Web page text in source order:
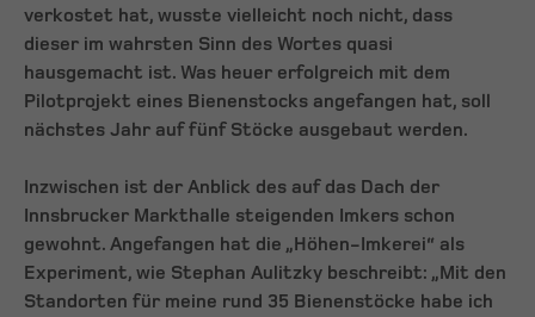
verkostet hat, wusste vielleicht noch nicht, dass
dieser im wahrsten Sinn des Wortes quasi
hausgemacht ist. Was heuer erfolgreich mit dem
Pilotprojekt eines Bienenstocks angefangen hat, soll
nächstes Jahr auf fünf Stöcke ausgebaut werden.
Inzwischen ist der Anblick des auf das Dach der
Innsbrucker Markthalle steigenden Imkers schon
gewohnt. Angefangen hat die „Höhen-Imkerei“ als
Experiment, wie Stephan Aulitzky beschreibt: „Mit den
Standorten für meine rund 35 Bienenstöcke habe ich